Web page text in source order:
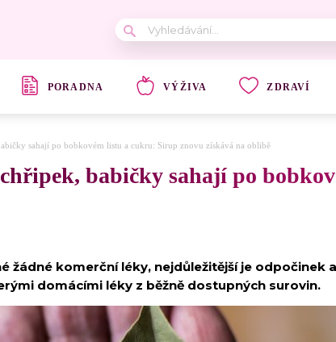
PORADNA VÝŽIVA ZDRAVÍ
sahají po bobkovém listu a cukru: Sirup znovu získává na oblibě
babičky sahají po
žádné komerční léky, nejdůležitější je odpočinek a
domácími léky z běžně dostupných surovin.